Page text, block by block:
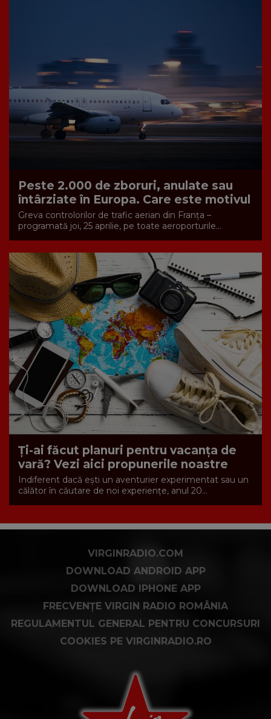
Peste 2.000 de zboruri, anulate sau
întârziate în Europa. Care este motivul
Greva controlorilor de trafic aerian din Franţa –
programată joi, 25 aprilie, pe toate aeroporturile...
Ți-ai făcut planuri pentru vacanța de
vară? Vezi aici propunerile noastre
Indiferent dacă ești un aventurier experimentat sau un
călător în căutare de noi experiențe, anul 20...
VIRGINRADIO.COM
DOWNLOAD ANDROID APP
DOWNLOAD IPHONE APP
FRECVENȚE VIRGIN RADIO ROMÂNIA
REGULAMENTUL GENERAL PENTRU CONCURSURI
COOKIES PE VIRGINRADIO.RO